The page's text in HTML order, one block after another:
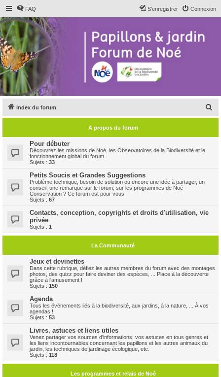
FAQ Connexion
S’enregistrer
Index du forum
e
A propos du forum
Pour débuter
Découvrez les missions de Noé, les Observatoires de la Biodiversité et le
fonctionnement global du forum.
Sujets : 33
Petits Soucis et Grandes Suggestions
Problème technique, besoin de solution ou encore une idée à partager, un
conseil, une remarque sur le forum, sur les programmes de Noé
Conservation ? Ce forum est pour vous
Sujets : 67
Contacts, conception, copyrights et droits d'utilisation, vie
privée
Sujets : 1
La Communauté
Jeux et devinettes
Dans cette rubrique, défiez les autres membres du forum avec des montages
photos, des quizz pour faire deviner des espèces, ... Place à la découverte
grâce à l'amusement !
Sujets : 150
Agenda
Tous les événements liés à la biodiversité, aux jardins, à la nature, ... À vos
agendas !
Sujets : 53
Livres, astuces et liens utiles
Venez partager vos sources d'informations, vos astuces en tous genres et
les liens incontournables concernant les papillons et les autres animaux du
jardin, les techniques de jardinage écologique, etc.
Sujets : 118
Les programmes et relais de Noé